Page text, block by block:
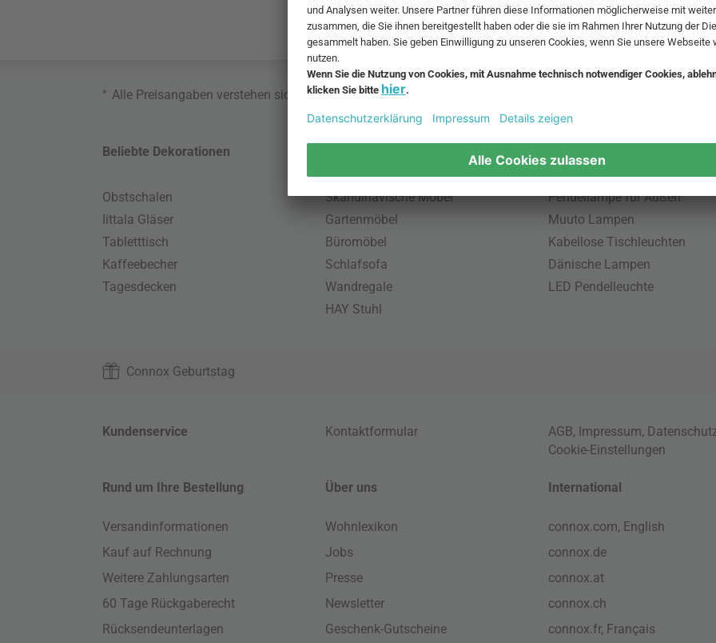
* Alle Preisangaben verstehen sich inklusive MwSt. und zzgl.
Beliebte Dekorationen
Obstschalen
Iittala Gläser
Tabletttisch
Kaffeebecher
Tagesdecken
Skandinavische Möbel
Gartenmöbel
Büromöbel
Schlafsofa
Wandregale
HAY Stuhl
Beliebte Leuchten
Pendellampe für Außen
Muuto Lampen
Kabellose Tischleuchten
Dänische Lampen
LED Pendelleuchte
Connox Geburtstag
Kundenservice Kontaktformular AGB, Impressum,
Cookie-Einstellungen
Rund um Ihre Bestellung
Versandinformationen
Kauf auf Rechnung
Weitere Zahlungsarten
60 Tage Rückgaberecht
Rücksendeunterlagen
Über uns
Wohnlexikon
Jobs
Presse
Newsletter
Geschenk-Gutscheine
International
connox.com, English
connox.de
connox.at
connox.ch
connox.fr, Français